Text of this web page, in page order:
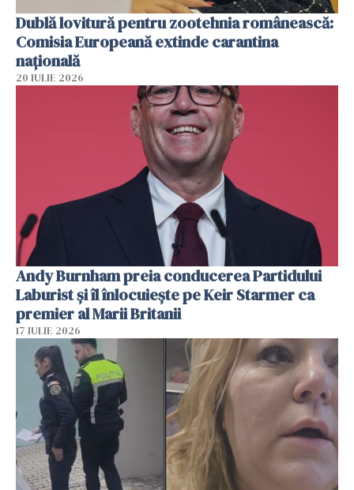
Dublă lovitură pentru zootehnia românească:
Comisia Europeană extinde carantina
națională
20 IULIE 2026
Andy Burnham preia conducerea Partidului
Laburist și îl înlocuiește pe Keir Starmer ca
premier al Marii Britanii
17 IULIE 2026